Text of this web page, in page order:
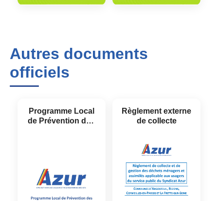
Autres documents
officiels
Programme Local
de Prévention des
Règlement externe
de collecte